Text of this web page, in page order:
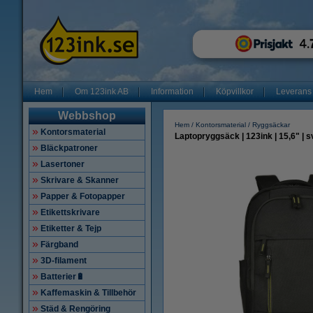
Hem Om 123ink AB Information Köpvillkor Leverans
Webbshop
Kontorsmaterial
Bläckpatroner
Lasertoner
Skrivare & Skanner
Papper & Fotopapper
Etikettskrivare
Etiketter & Tejp
Färgband
3D-filament
Batterier🔋
Kaffemaskin & Tillbehör
Städ & Rengöring
Hem Kontorsmaterial Ryggsäckar
Laptopryggsäck | 123ink | 15,6" |